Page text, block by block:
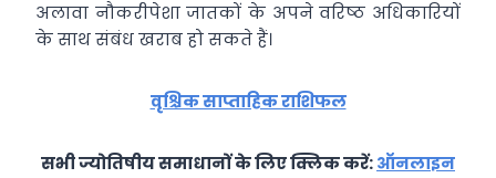
अलावा नौकरीपेशा जातकों के अपने वरिष्‍ठ अधिकारियों
के साथ संबंध खराब हो सकते हैं।
वृश्चिक साप्ताहिक राशिफल
सभी ज्योतिषीय समाधानों के लिए क्लिक करें:ऑनलाइन